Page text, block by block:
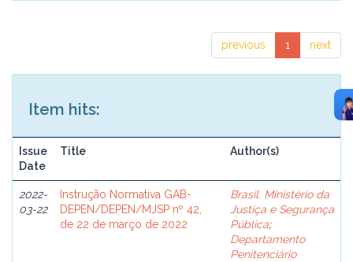
previous 1 next
Item hits:
Issue
Date
Title Author(s)
2022-
03-22
Instrução Normativa GAB-
DEPEN/DEPEN/MJSP nº 42,
de 22 de março de 2022
Brasil. Ministério da
Justiça e Segurança
Pública;
Departamento
Penitenciário